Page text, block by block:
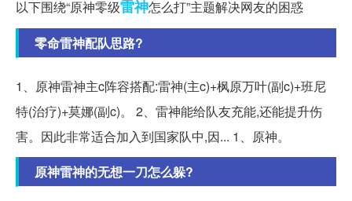
以下围绕“原神零级雷神怎么打”主题解决网友的困惑
零命雷神配队思路?
1、原神雷神主c阵容搭配:雷神(主c)+枫原万叶(副c)+班尼
特(治疗)+莫娜(副c)。 2、雷神能给队友充能,还能提升伤
害。因此非常适合加入到国家队中,因... 1、原神。
原神雷神的无想一刀怎么躲?